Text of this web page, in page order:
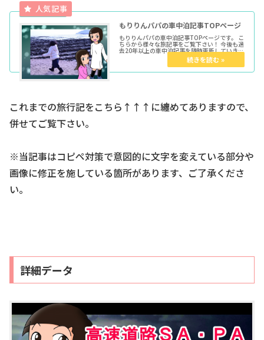
もりりんパパの車中泊記事TOPページ
もりりんパパの車中泊記事TOPページです。 こ
ちらから様々な旅記事をご覧下さい！ 今後も過
去20年以上の車中泊記事を随時更新していきま
す。 ★各種トップページはこちらからどうぞ育
児マンガTOP車中泊TOPきょうだい児TOPウー
マンエキサイト...
これまでの旅行記をこちら↑↑↑に纏めてありますので、
併せてご覧下さい。
※当記事はコピペ対策で意図的に文字を変えている部分や
画像に修正を施している箇所があります、ご了承くださ
い。
詳細データ